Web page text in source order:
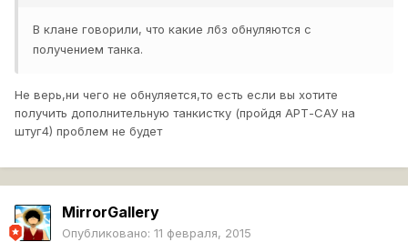
В клане говорили, что какие лбз обнуляются с
получением танка.
Не верь,ни чего не обнуляется,то есть если вы хотите
получить дополнительную танкистку (пройдя АРТ-САУ на
штуг4) проблем не будет
MirrorGallery
Опубликовано: 11 февраля, 2015